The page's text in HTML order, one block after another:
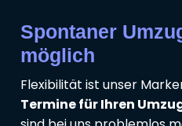
Spontaner
möglich
Flexibilität ist unser
Termine für Ihren